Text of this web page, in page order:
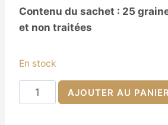
Contenu du sachet : 25
et non traitées
En stock
quantité
de
AJOUTER AU PANIER